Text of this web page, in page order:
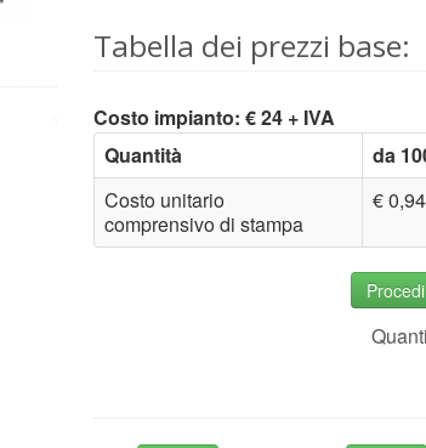
Tabella dei prezzi base:
Costo impianto: € 24 + IVA
Quantità
da
Costo unitario
comprensivo di stampa
€ 0,94